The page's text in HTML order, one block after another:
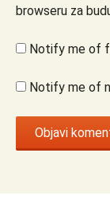
browseru za
Notify me of
Notify me of